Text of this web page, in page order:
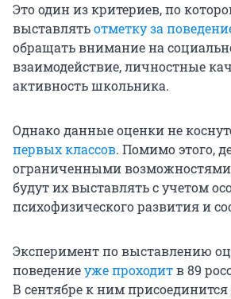
Это один из критериев, по
выставлятьотметку за
обращать внимание на
взаимодействие, личностные
активность школьника.
Однако данные оценки не
первых классов. Помимо этого,
ограниченными возможностями
будут их выставлять с учетом
психофизического развития и
Эксперимент по выставлению
поведениеуже проходитв 89
В сентябре к ним